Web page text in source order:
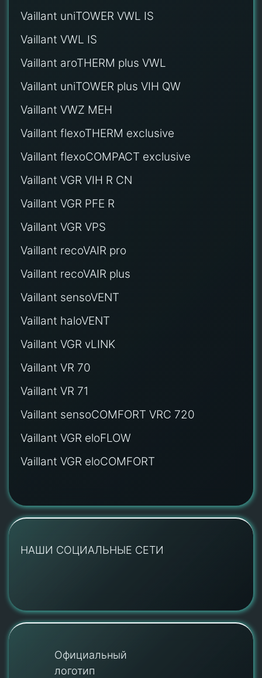
Vaillant uniTOWER VWL IS
Vaillant VWL IS
Vaillant aroTHERM plus VWL
Vaillant uniTOWER plus VIH QW
Vaillant VWZ MEH
Vaillant flexoTHERM exclusive
Vaillant flexoCOMPACT exclusive
Vaillant VGR VIH R CN
Vaillant VGR PFE R
Vaillant VGR VPS
Vaillant recoVAIR pro
Vaillant recoVAIR plus
Vaillant sensoVENT
Vaillant haloVENT
Vaillant VGR vLINK
Vaillant VR 70
Vaillant VR 71
Vaillant sensoCOMFORT VRC 720
Vaillant VGR eloFLOW
Vaillant VGR eloCOMFORT
НАШИ СОЦИАЛЬНЫЕ СЕТИ
Официальный
логотип